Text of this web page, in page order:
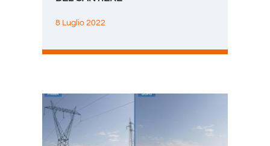
8 Luglio 2022